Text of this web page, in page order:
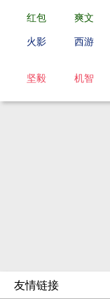
红包 爽文
火影 西游
坚毅 机智
友情链接